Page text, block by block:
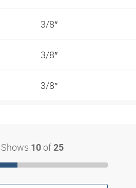
3/8″
3/8″
3/8″
Shows 10 of 25